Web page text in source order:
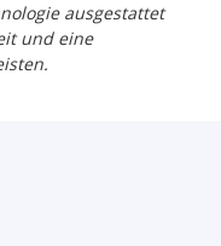
ausgestattet
und eine
EURO5+
U/min.